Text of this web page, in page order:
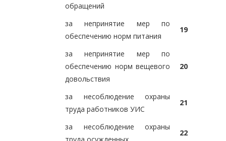
обращений
за непринятие мер по
обеспечению норм питания
19
за непринятие мер по
обеспечению норм вещевого
довольствия
20
за несоблюдение охраны
труда работников УИС
21
за несоблюдение охраны
22